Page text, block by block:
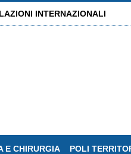
INTERNAZIONALI
E CHIRURGIA POLI